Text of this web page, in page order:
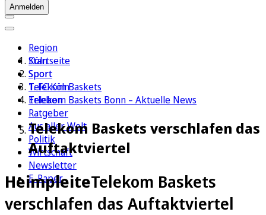
Anmelden
Region
Köln
Sport
1. FC Köln
Erleben
Ratgeber
Aus aller Welt
Politik
Wirtschaft
Newsletter
E-Paper
Startseite
Sport
Telekom Baskets
Telekom Baskets Bonn – Aktuelle News
Telekom Baskets verschlafen das
Auftaktviertel
HeimpleiteTelekom Baskets
verschlafen das Auftaktviertel